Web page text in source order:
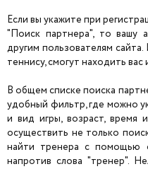
Если вы укажите при
"Поиск партнера", то вашу
другим пользователям
теннису, смогут находить вас
В общем списке поиска
удобный фильтр, где можно
и вид игры, возраст, время
осуществить не только
найти тренера с помощью
напротив слова "тренер".